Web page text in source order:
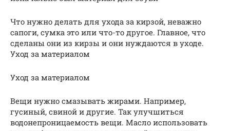
Что нужно делать для ухода за кирзой, неважно
сапоги, сумка это или что-то другое. Главное, что
сделаны они из кирзы и они нуждаются в уходе.
Уход за материалом
Уход за материалом
Вещи нужно смазывать жирами. Например,
гусиный, свиной и другие. Так улучшиться
водонепроницаемость вещи. Масло использовать